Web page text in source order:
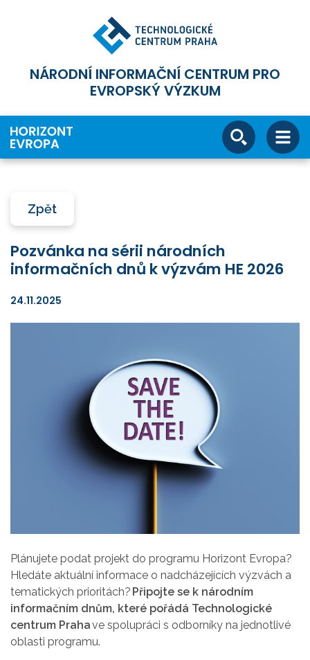
NÁRODNÍ INFORMAČNÍ CENTRUM PRO
EVROPSKÝ VÝZKUM
Zpět
Pozvánka na sérii národních
informačních dnů k výzvám HE 2026
24.11.2025
Plánujete podat projekt do programu Horizont Evropa?
Hledáte aktuální informace o nadcházejících výzvách a
tematických prioritách? Připojte se k národním
informačním dnům, které pořádá Technologické
centrum Prahave spolupráci s odborníky na jednotlivé
oblasti programu.